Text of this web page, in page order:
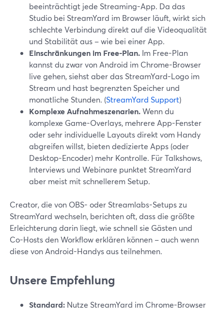
beeinträchtigt jede Streaming-App. Da das
Studio bei StreamYard im Browser läuft, wirkt sich
schlechte Verbindung direkt auf die Videoqualität
und Stabilität aus – wie bei einer App.
Einschränkungen im Free-Plan. Im Free-Plan
kannst du zwar von Android im Chrome-Browser
live gehen, siehst aber das StreamYard-Logo im
Stream und hast begrenzten Speicher und
monatliche Stunden. (StreamYard Support)
Komplexe Aufnahmeszenarien.Wenn du
komplexe Game-Overlays, mehrere App-Fenster
oder sehr individuelle Layouts direkt vom Handy
abgreifen willst, bieten dedizierte Apps (oder
Desktop-Encoder) mehr Kontrolle. Für Talkshows,
Interviews und Webinare punktet StreamYard
aber meist mit schnellerem Setup.
Creator, die von OBS- oder Streamlabs-Setups zu
StreamYard wechseln, berichten oft, dass die größte
Erleichterung darin liegt, wie schnell sie Gästen und
Co-Hosts den Workflow erklären können – auch wenn
diese von Android-Handys aus teilnehmen.
Unsere Empfehlung
Standard: Nutze StreamYard im Chrome-Browser